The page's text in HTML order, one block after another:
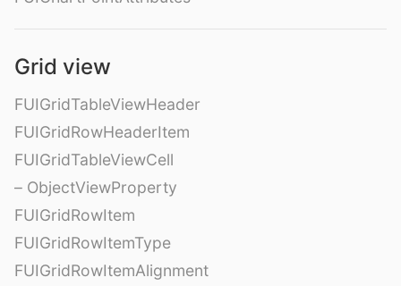
Grid view
FUIGridTableViewHeader
FUIGridRowHeaderItem
FUIGridTableViewCell
– ObjectViewProperty
FUIGridRowItem
FUIGridRowItemType
FUIGridRowItemAlignment